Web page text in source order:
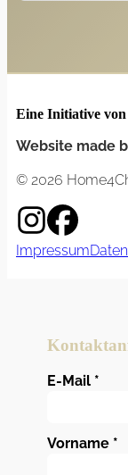
Eine Initiative
Website made
© 2026
Impressum
E-Mail *
Vorname *